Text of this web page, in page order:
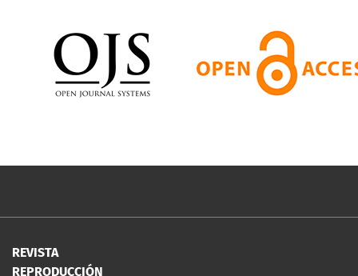
REVISTA
REPRODUCCIÓN